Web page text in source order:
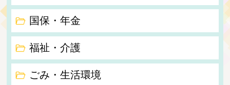
国保・年金
福祉・介護
ごみ・生活環境